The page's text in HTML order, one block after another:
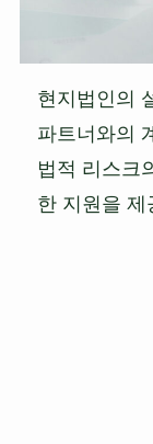
현지법인의
파트너와의
법적 리스크
한 지원을 제